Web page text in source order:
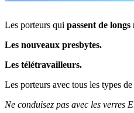
Les porteurs qui passent de
Les nouveaux presbytes.
Les télétravailleurs.
Les porteurs avec tous les types de
Ne conduisez pas avec les verres